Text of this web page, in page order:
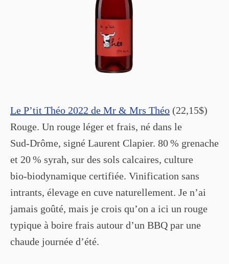
Le P’tit Théo 2022 de Mr & Mrs Théo (22,15$)
Rouge. Un rouge léger et frais, né dans le
Sud‑Drôme, signé Laurent Clapier. 80 % grenache
et 20 % syrah, sur des sols calcaires, culture
bio‑biodynamique certifiée. Vinification sans
intrants, élevage en cuve naturellement. Je n’ai
jamais goûté, mais je crois qu’on a ici un rouge
typique à boire frais autour d’un BBQ par une
chaude journée d’été.